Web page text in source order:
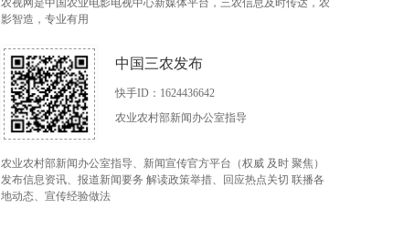
农视网是中国农业电影电视中心新媒体平台，三农信息及时传达，农
影智造，专业有用
中国三农发布
快手ID：1624436642
农业农村部新闻办公室指导
农业农村部新闻办公室指导、新闻宣传官方平台（权威 及时 聚焦）
发布信息资讯、报道新闻要务 解读政策举措、回应热点关切 联播各
地动态、宣传经验做法